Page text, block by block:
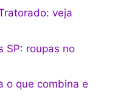
veja
SP: roupas no
o que combina e